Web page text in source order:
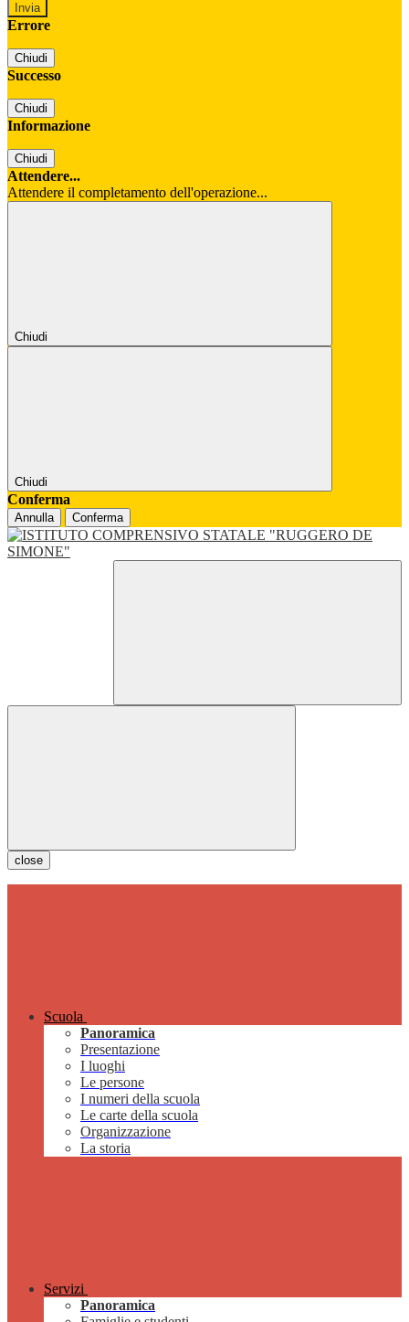
Errore
Chiudi
Successo
Chiudi
Informazione
Chiudi
Attendere...
Attendere il completamento dell'operazione...
Chiudi
Chiudi
Conferma
Annulla Conferma
close
Scuola
Panoramica
Presentazione
I luoghi
Le persone
I numeri della scuola
Le carte della scuola
Organizzazione
La storia
Servizi
Panoramica